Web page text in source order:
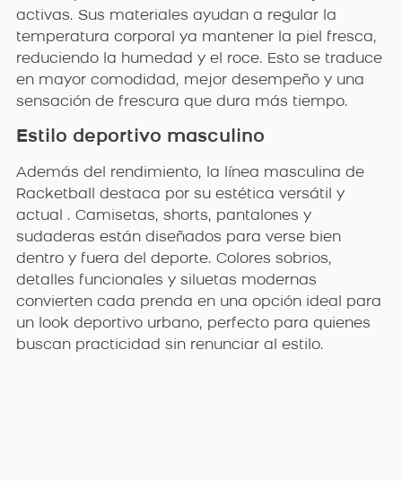
activas. Sus materiales ayudan a regular la
temperatura corporal ya mantener la piel fresca,
reduciendo la humedad y el roce. Esto se traduce
en mayor comodidad, mejor desempeño y una
sensación de frescura que dura más tiempo.
Estilo deportivo masculino
Además del rendimiento, la línea masculina de
Racketball destaca por su estética versátil y
actual . Camisetas, shorts, pantalones y
sudaderas están diseñados para verse bien
dentro y fuera del deporte. Colores sobrios,
detalles funcionales y siluetas modernas
convierten cada prenda en una opción ideal para
un look deportivo urbano, perfecto para quienes
buscan practicidad sin renunciar al estilo.